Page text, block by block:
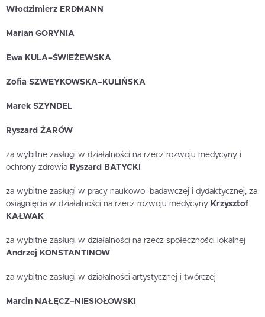
Włodzimierz ERDMANN
Marian GORYNIA
Ewa KULA–ŚWIEŻEWSKA
Zofia SZWEYKOWSKA–KULIŃSKA
Marek SZYNDEL
Ryszard ŻARÓW
za wybitne zasługi w działalności na rzecz rozwoju medycyny i
ochrony zdrowia Ryszard BATYCKI
za wybitne zasługi w pracy naukowo–badawczej i dydaktycznej, za
osiągnięcia w działalności na rzecz rozwoju medycyny Krzysztof
KAŁWAK
za wybitne zasługi w działalności na rzecz społeczności lokalnej
Andrzej KONSTANTINOW
za wybitne zasługi w działalności artystycznej i twórczej
Marcin NAŁĘCZ–NIESIOŁOWSKI